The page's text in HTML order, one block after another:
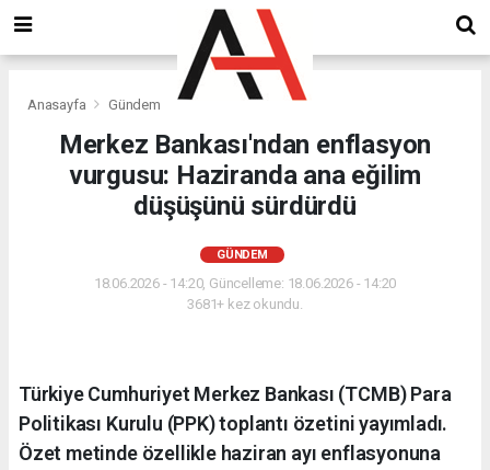
Anasayfa Gündem
Merkez Bankası'ndan enflasyon
vurgusu: Haziranda ana eğilim
düşüşünü sürdürdü
GÜNDEM
18.06.2026 - 14:20, Güncelleme: 18.06.2026 - 14:20
3681+ kez okundu.
Türkiye Cumhuriyet Merkez Bankası (TCMB) Para
Politikası Kurulu (PPK) toplantı özetini yayımladı.
Özet metinde özellikle haziran ayı enflasyonuna